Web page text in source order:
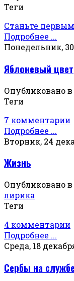
Теги
Станьте
Подробнее ...
Понедельник, 30
Яблоневый цвет
Опубликовано в
Теги
7 комментарии
Подробнее ...
Вторник, 24
Жизнь
Опубликовано в
лирика
Теги
4 комментарии
Подробнее ...
Среда, 18
Сербы на